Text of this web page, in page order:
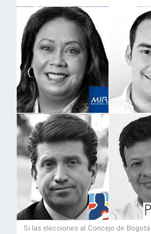
Si las elecciones al Concejo de